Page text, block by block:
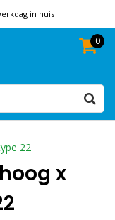
in huis
0
22
x